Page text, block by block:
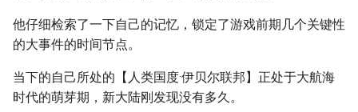
他仔细检索了一下自己的记忆，锁定了游戏前期几个关键性
的大事件的时间节点。
当下的自己所处的【人类国度·伊贝尔联邦】正处于大航海
时代的萌芽期，新大陆刚发现没有多久。